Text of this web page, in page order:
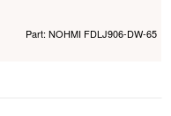
Part: NOHMI FDLJ906-DW-65